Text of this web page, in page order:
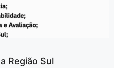
Região Sul